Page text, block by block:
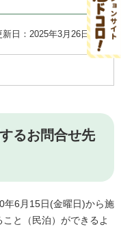
新日：2025年3月26日更新
るお問合せ先
年6月15日(金曜日)から施
と（民泊）ができるよ